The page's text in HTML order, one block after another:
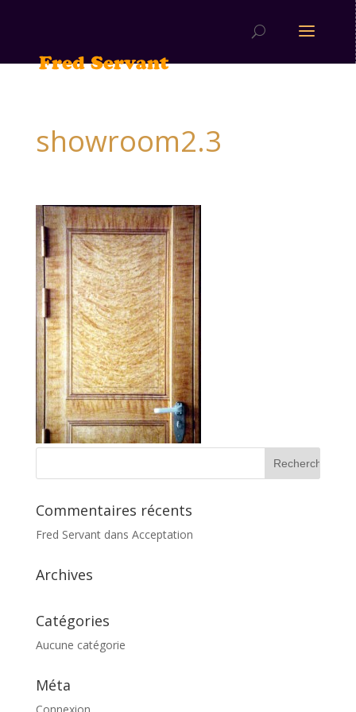
showroom2.3
Commentaires récents
Fred Servantdans Acceptation
Archives
Catégories
Aucune catégorie
Méta